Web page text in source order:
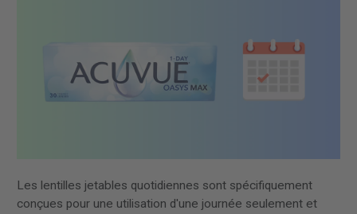
Les lentilles jetables quotidiennes sont spécifiquement
conçues pour une utilisation d'une journée seulement et